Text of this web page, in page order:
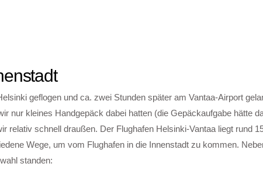
geflogen und ca. zwei Stunden später am Vantaa-Airport
nur kleines Handgepäck dabei hatten (die Gepäckaufgabe hätte
relativ schnell draußen. Der Flughafen Helsinki-Vantaa liegt rund
Wege, um vom Flughafen in die Innenstadt zu kommen.
standen: